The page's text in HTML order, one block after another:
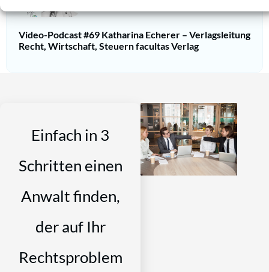
Video-Podcast #69 Katharina Echerer – Verlagsleitung
Recht, Wirtschaft, Steuern facultas Verlag
Einfach in 3
Schritten einen
Anwalt finden,
der auf Ihr
Rechtsproblem